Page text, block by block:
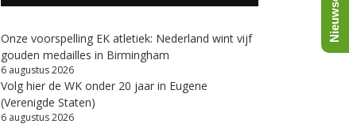
Onze voorspelling EK atletiek: Nederland wint vijf
gouden medailles in Birmingham
6 augustus 2026
Volg hier de WK onder 20 jaar in Eugene
(Verenigde Staten)
6 augustus 2026